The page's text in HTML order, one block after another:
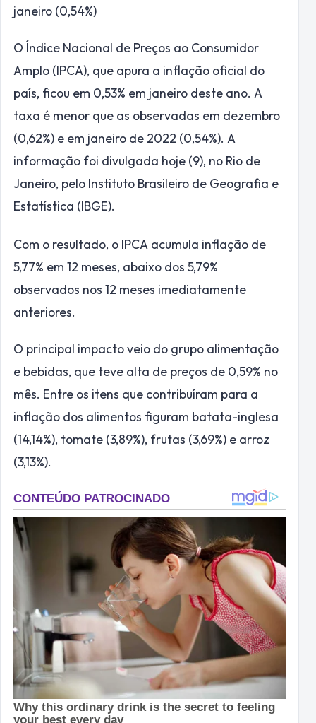
janeiro (0,54%)
O Índice Nacional de Preços ao Consumidor
Amplo (IPCA), que apura a inflação oficial do
país, ficou em 0,53% em janeiro deste ano. A
taxa é menor que as observadas em dezembro
(0,62%) e em janeiro de 2022 (0,54%). A
informação foi divulgada hoje (9), no Rio de
Janeiro, pelo Instituto Brasileiro de Geografia e
Estatística (IBGE).
Com o resultado, o IPCA acumula inflação de
5,77% em 12 meses, abaixo dos 5,79%
observados nos 12 meses imediatamente
anteriores.
O principal impacto veio do grupo alimentação
e bebidas, que teve alta de preços de 0,59% no
mês. Entre os itens que contribuíram para a
inflação dos alimentos figuram batata-inglesa
(14,14%), tomate (3,89%), frutas (3,69%) e arroz
(3,13%).